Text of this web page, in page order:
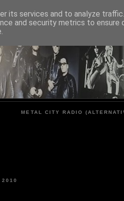
METAL
METAL CITY RADIO
its services and to analyze
and security metrics to ensure